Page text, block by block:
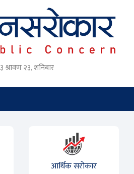
श्रावण २३, शनिबार
आर्थिक सरोकार